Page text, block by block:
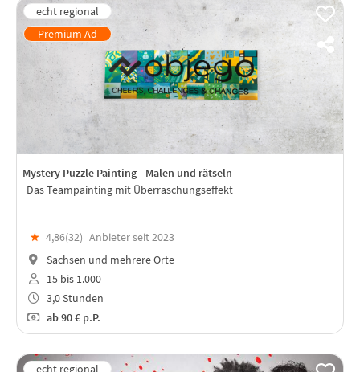
Mystery Puzzle Painting - Malen und rätseln
Das Teampainting mit Überraschungseffekt
★ 4,86(32) Anbieter seit 2023
Sachsen und mehrere Orte
15 bis 1.000
3,0 Stunden
ab90 € p.P.